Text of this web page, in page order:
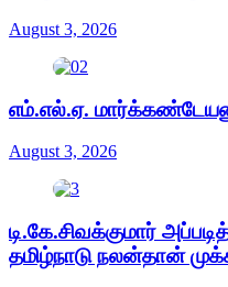
August 3, 2026
எம்.எல்.ஏ.
August 3, 2026
டி.கே.சிவக்குமார்
தமிழ்நாடு நலன்தான்